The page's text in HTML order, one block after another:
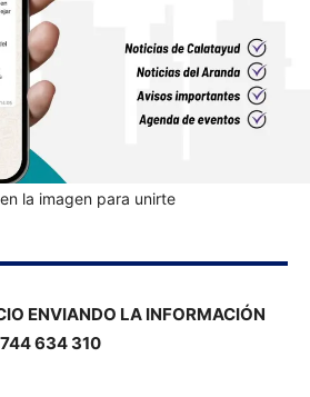
la imagen para unirte
ENVIANDO LA INFORMACIÓN
634 310